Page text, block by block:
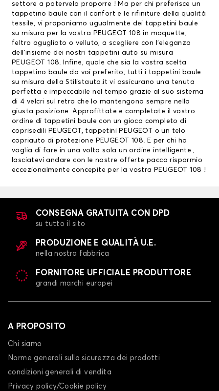
settore a potervelo proporre ! Ma per chi preferisce un
tappetino baule con il confort e le rifiniture della qualità
tessile, vi proponiamo ugualmente dei tappetini baule
su misura per la vostra PEUGEOT 108 in moquette,
feltro agugliato o velluto, a scegliere con l’eleganza
dell’insieme dei nostri tappetini auto su misura
PEUGEOT 108. Infine, quale che sia la vostra scelta
tappetino baule da voi preferito, tutti i tappetini baule
su misura della Stilistauto.it vi assicurano una tenuta
perfetta e impeccabile nel tempo grazie al suo sistema
di 4 velcri sul retro che lo mantengono sempre nella
giusta posizione. Approfittate e completate il vostro
ordine di tappetini baule con un gioco completo di
coprisedili PEUGEOT , tappetini PEUGEOT o un telo
copriauto di protezione PEUGEOT 108. E per chi ha
voglia di fare in una volta sola un ordine intelligente ,
lasciatevi andare con le nostre offerte pacco risparmio
eccezionalmente concepite per la vostra PEUGEOT 108 !
CONSEGNA GRATUITA CON DPD
su tutto il sito
PRODUZIONE E QUALITÀ U.E.
nella nostra fabbrica
FORNITORE UFFICIALE PRODUTTORE
grandi marchi europei
A PROPOSITO
Chi siamo
Norme generali sulla sicurezza dei prodotti
condizioni generali di vendita
Privacy policy/Cookie policy